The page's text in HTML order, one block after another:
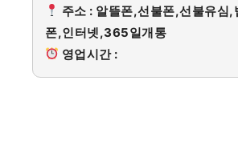
주소 : 알뜰폰,선불폰,선불유심,
폰,인터넷,365일개통
영업시간 :